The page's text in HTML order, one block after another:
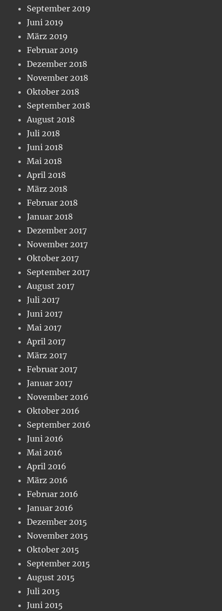
September 2019
Juni 2019
März 2019
Februar 2019
Dezember 2018
November 2018
Oktober 2018
September 2018
August 2018
Juli 2018
Juni 2018
Mai 2018
April 2018
März 2018
Februar 2018
Januar 2018
Dezember 2017
November 2017
Oktober 2017
September 2017
August 2017
Juli 2017
Juni 2017
Mai 2017
April 2017
März 2017
Februar 2017
Januar 2017
November 2016
Oktober 2016
September 2016
Juni 2016
Mai 2016
April 2016
März 2016
Februar 2016
Januar 2016
Dezember 2015
November 2015
Oktober 2015
September 2015
August 2015
Juli 2015
Juni 2015